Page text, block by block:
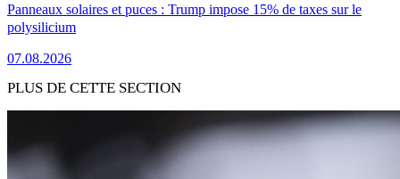
Panneaux solaires et puces : Trump impose 15% de taxes sur le
polysilicium
07.08.2026
PLUS DE CETTE SECTION